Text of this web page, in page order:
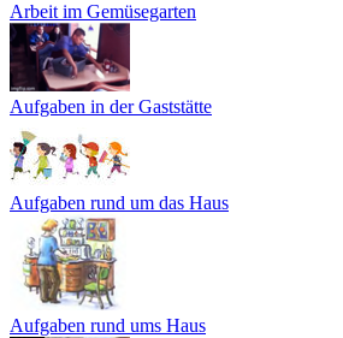
Arbeit im Gemüsegarten
Aufgaben in der Gaststätte
Aufgaben rund um das Haus
Aufgaben rund ums Haus